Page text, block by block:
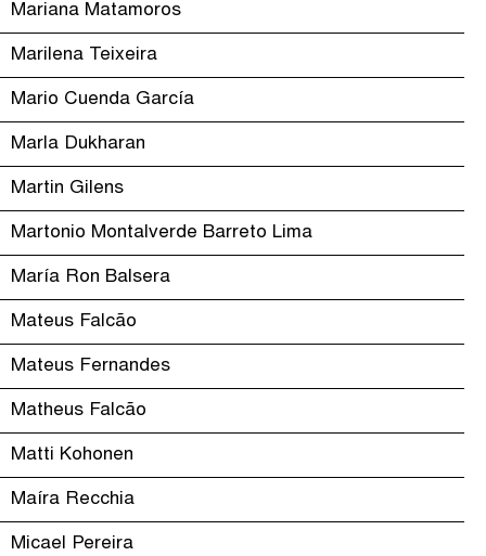
Mariana Matamoros
Marilena Teixeira
Mario Cuenda García
Marla Dukharan
Martin Gilens
Martonio Montalverde Barreto Lima
María Ron Balsera
Mateus Falcão
Mateus Fernandes
Matheus Falcão
Matti Kohonen
Maíra Recchia
Micael Pereira